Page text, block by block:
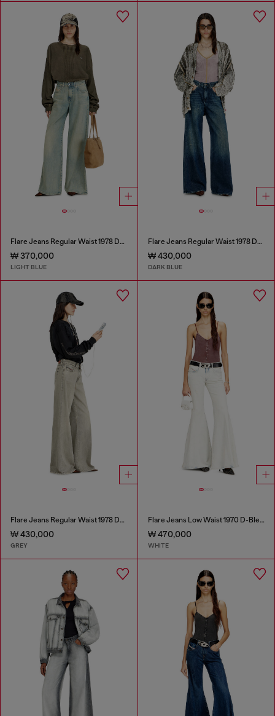
Flare Jeans Regular Waist 1978 D-Akemi
₩ 370,000
LIGHT BLUE
Flare Jeans Regular Waist 1978 D-Akemi
₩ 430,000
DARK BLUE
Flare Jeans Regular Waist 1978 D-Akemi
₩ 430,000
GREY
Flare Jeans Low Waist 1970 D-Bleess
₩ 470,000
WHITE